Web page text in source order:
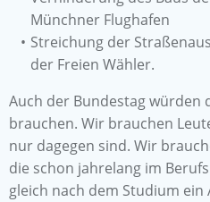
Münchner Flughafen
Streichung der
der Freien Wähler.
Auch der Bundestag würden
brauchen. Wir brauchen
nur dagegen sind. Wir
die schon jahrelang im
gleich nach dem Studium